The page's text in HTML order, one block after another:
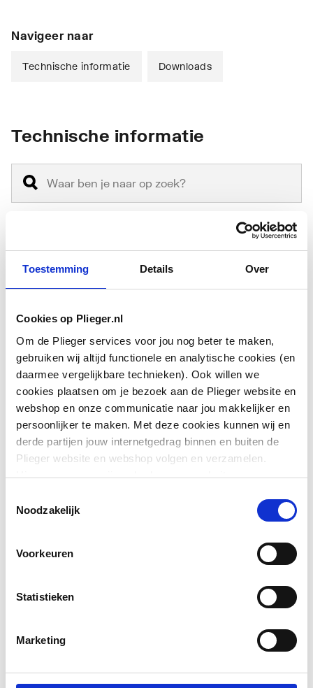
Toestemming Details Over
Cookies op Plieger.nl
Om de Plieger services voor jou nog beter te maken,
gebruiken wij altijd functionele en analytische cookies (en
daarmee vergelijkbare technieken). Ook willen we
cookies plaatsen om je bezoek aan de Plieger website en
webshop en onze communicatie naar jou makkelijker en
persoonlijker te maken. Met deze cookies kunnen wij en
derde partijen jouw internetgedrag binnen en buiten de
Plieger website en webshop volgen en verzamelen.
Hiermee passen wij en derden onze website, app,
We slaan je cookievoorkeur op in je browser.
Noodzakelijk
Voorkeuren
Statistieken
Marketing
Navigeer naar
Technische informatie Downloads
Technische informatie
Materiaalkwaliteit Overig
Aantal buizen
Hoogte 725
Lengte 600
Diepte 35
Vorm stralingsbuis Rechthoekig
Warmteafgifte EN 442
70/40
Toon meer
Downloads
Bouwtekeningapplication/pdf,
Handleiding